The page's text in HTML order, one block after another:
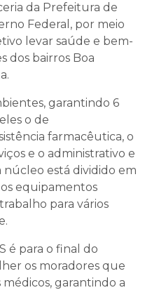
da Prefeitura de
Federal, por meio
levar saúde e bem-
dos bairros Boa
garantindo 6
o de
farmacêutica, o
e o administrativo e
está dividido em
equipamentos
para vários
é para o final do
os moradores que
garantindo a